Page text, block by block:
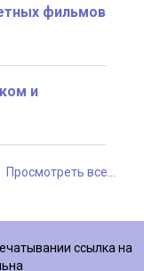
фильмов
и
Просмотреть все...
ссылка на